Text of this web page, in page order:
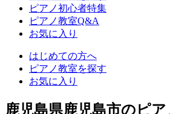
ピアノ初心者特集
ピアノ教室Q&A
お気に入り
はじめての方へ
ピアノ教室を探す
お気に入り
鹿児島県鹿児島市のピ